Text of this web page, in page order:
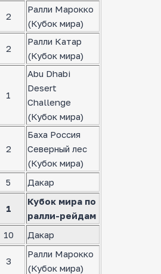
2
Ралли Марокко
(Кубок мира)
2
Ралли Катар
(Кубок мира)
1
Abu Dhabi
Desert
Challenge
(Кубок мира)
2
Баха Россия
Северный лес
(Кубок мира)
5
Дакар
1
Кубок мира по
ралли-рейдам
10
Дакар
3
Ралли Марокко
(Кубок мира)